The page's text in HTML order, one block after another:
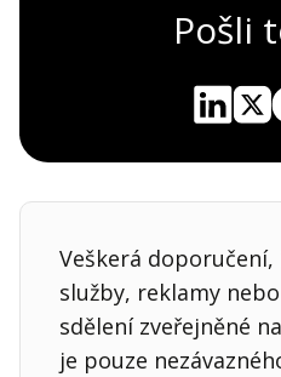
Pošli
Veškerá
služby, reklamy
sdělení zveřejněné
je pouze